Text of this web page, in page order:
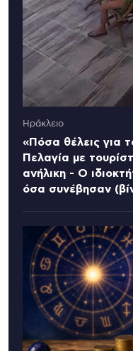
Ηράκλειο
«Πόσα θέλεις για
Πελαγία με
ανήλικη - Ο
όσα συνέβησαν